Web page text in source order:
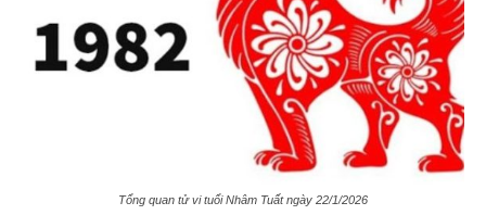
Tổng quan tử vi tuổi Nhâm Tuất ngày 22/1/2026